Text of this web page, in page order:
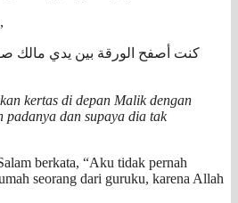
كنت أصفح الورقة بين يدي مالك
kertas di depan Malik dengan
padanya dan supaya dia tak
berkata, “Aku tidak pernah
seorang dari guruku, karena Allah